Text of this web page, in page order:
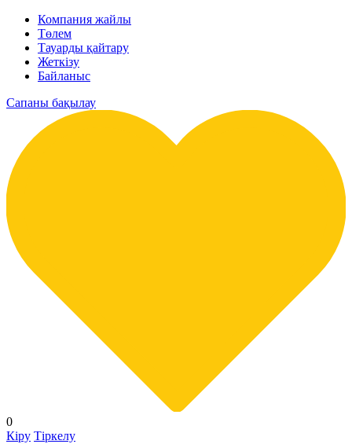
Компания жайлы
Төлем
Тауарды қайтару
Жеткізу
Байланыс
Сапаны бақылау
0
Кіру Тіркелу